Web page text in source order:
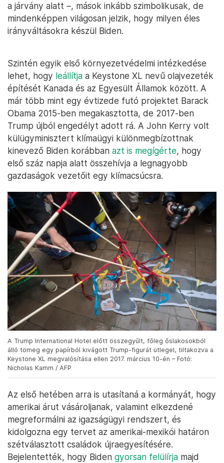
a járvány alatt –, mások inkább szimbolikusak, de
mindenképpen világosan jelzik, hogy milyen éles
irányváltásokra készül Biden.
Szintén egyik első környezetvédelmi intézkedése
lehet, hogy leállítja a Keystone XL nevű olajvezeték
építését Kanada és az Egyesült Államok között. A
már több mint egy évtizede futó projektet Barack
Obama 2015-ben megakasztotta, de 2017-ben
Trump újból engedélyt adott rá. A John Kerry volt
külügyminisztert klímaügyi különmegbízottnak
kinevező Biden korábban azt is megígérte, hogy
első száz napja alatt összehívja a legnagyobb
gazdaságok vezetőit egy klímacsúcsra.
A Trump International Hotel előtt összegyűlt, főleg őslakosokból
álló tömeg egy papírból kivágott Trump-figurát ütlegel, tiltakozva a
Keystone XL megvalósítása ellen 2017. március 10-én – Fotó:
Nicholas Kamm / AFP
Az első hetében arra is utasítaná a kormányát, hogy
amerikai árut vásároljanak, valamint elkezdené
megreformálni az igazságügyi rendszert, és
kidolgozna egy tervet az amerikai-mexikói határon
szétválasztott családok újraegyesítésére.
Bejelentették, hogy Biden gyorsan felülírja majd